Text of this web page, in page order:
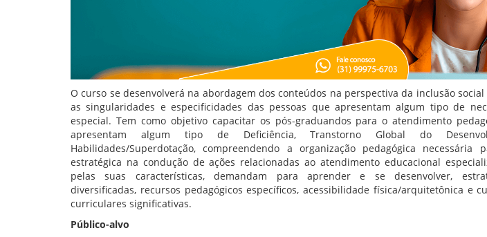
O curso se desenvolverá na abordagem dos conteúdos na perspectiva da inclusão
as singularidades e especificidades das pessoas que apresentam algum tipo de
especial. Tem como objetivo capacitar os pós-graduandos para o atendimento
apresentam algum tipo de Deficiência, Transtorno Global do
Habilidades/Superdotação, compreendendo a organização pedagógica necessária
estratégica na condução de ações relacionadas ao atendimento educacional
pelas suas características, demandam para aprender e se desenvolver,
diversificadas, recursos pedagógicos específicos, acessibilidade física/arquitetônica e
curriculares significativas.
Público-alvo